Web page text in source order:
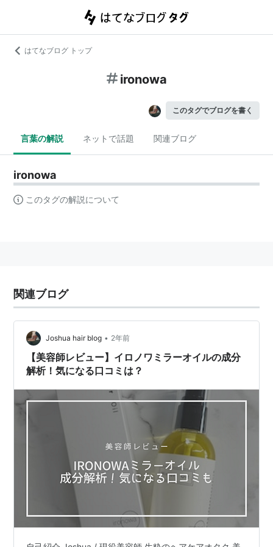
はてなブログ トップ
ironowa
このタグでブログを書く
言葉の解説 ネットで話題 関連ブログ
ironowa
このタグの解説について
関連ブログ
Joshua hair blog • 2年前
【美容師レビュー】イロノワミラーオイルの成分
解析！気になる口コミは？